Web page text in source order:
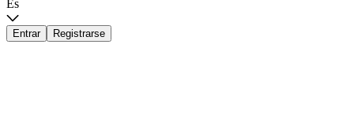
Es
Entrar Registrarse